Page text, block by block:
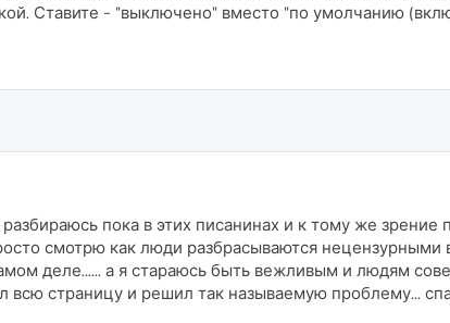
Ставите - "выключено" вместо "по умолчанию
пока в этих писанинах и к тому же зрение
смотрю как люди разбрасываются
деле...... а я стараюсь быть вежливым и людям
всю страницу и решил так называемую проблему...